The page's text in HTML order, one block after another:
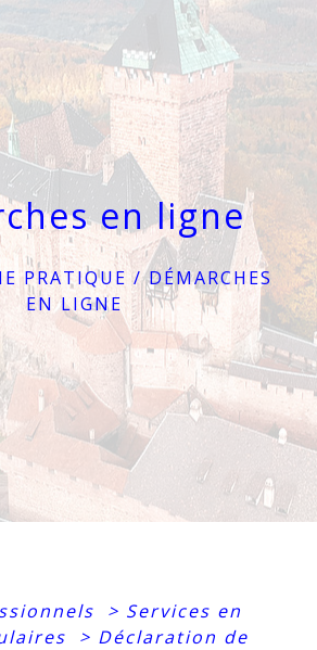
en ligne
PRATIQUE /DÉMARCHES
EN LIGNE
> Services en
> Déclaration de